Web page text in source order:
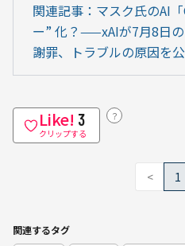
関連記事：マスク氏のAI
ー” 化？——xAIが7月8日
謝罪、トラブルの原因を
Like! 3
クリップする
？
< 1
関連するタグ